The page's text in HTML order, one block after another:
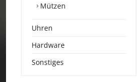
Mützen
Uhren
Hardware
Sonstiges